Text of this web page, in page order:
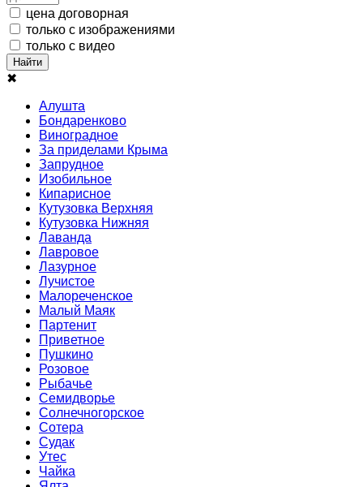
цена договорная
только с изображениями
только с видео
Найти
✖
Алушта
Бондаренково
Виноградное
За приделами Крыма
Запрудное
Изобильное
Кипарисное
Кутузовка Верхняя
Кутузовка Нижняя
Лаванда
Лавровое
Лазурное
Лучистое
Малореченское
Малый Маяк
Партенит
Приветное
Пушкино
Розовое
Рыбачье
Семидворье
Солнечногорское
Сотера
Судак
Утес
Чайка